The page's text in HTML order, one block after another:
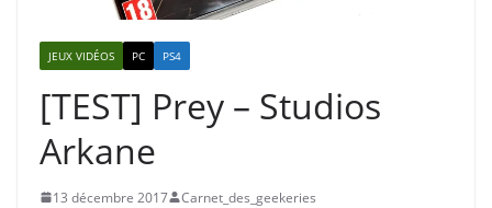
JEUX VIDÉOS PC PS4
[TEST] Prey – Studios
Arkane
13 décembre 2017 Carnet_des_geekeries